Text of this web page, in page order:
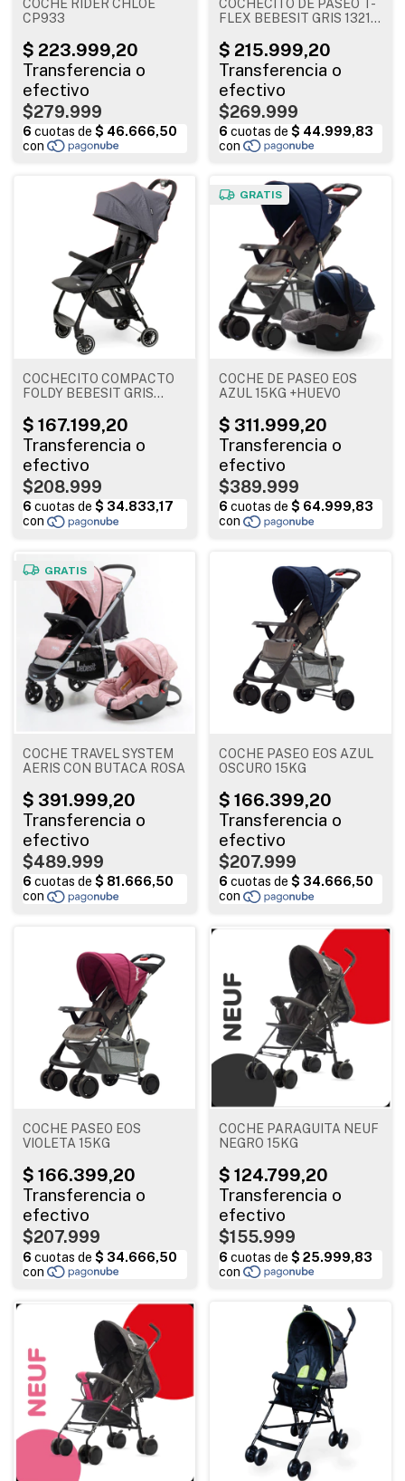
COCHE RIDER CHLOE
CP933
$279.999
COCHECITO DE PASEO T-
FLEX BEBESIT GRIS 1321-
$269.999
COCHECITO COMPACTO
FOLDY BEBESIT GRIS
$208.999
GRATIS
COCHE DE PASEO EOS
AZUL 15KG +HUEVO
$389.999
GRATIS
COCHE TRAVEL SYSTEM
AERIS CON BUTACA ROSA
$489.999
COCHE PASEO EOS AZUL
OSCURO 15KG
$207.999
COCHE PASEO EOS
VIOLETA 15KG
$207.999
COCHE PARAGUITA NEUF
NEGRO 15KG
$155.999